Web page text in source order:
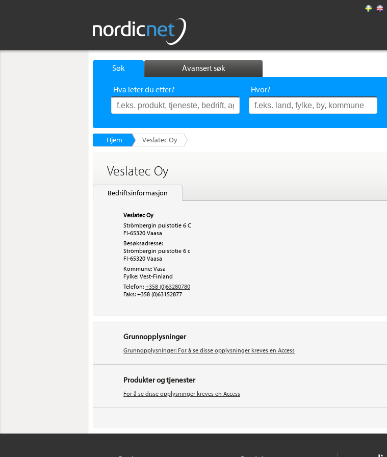
Søk Avansert søk
Hva leter du etter? Hvor?
Hjem Veslatec Oy
Veslatec Oy
Bedriftsinformasjon
Veslatec Oy
Strömbergin puistotie 6 C
FI-65320 Vaasa
Besøksadresse:
Strömbergin puistotie 6 c
FI-65320 Vaasa
Kommune: Vasa
Fylke: Vest-Finland
Telefon: +358 (0)63280780
Faks: +358 (0)63152877
Grunnopplysninger
Grunnopplysninger: For å se disse opplysninger kreves en Access
Produkter og tjenester
For å se disse opplysninger kreves en Access